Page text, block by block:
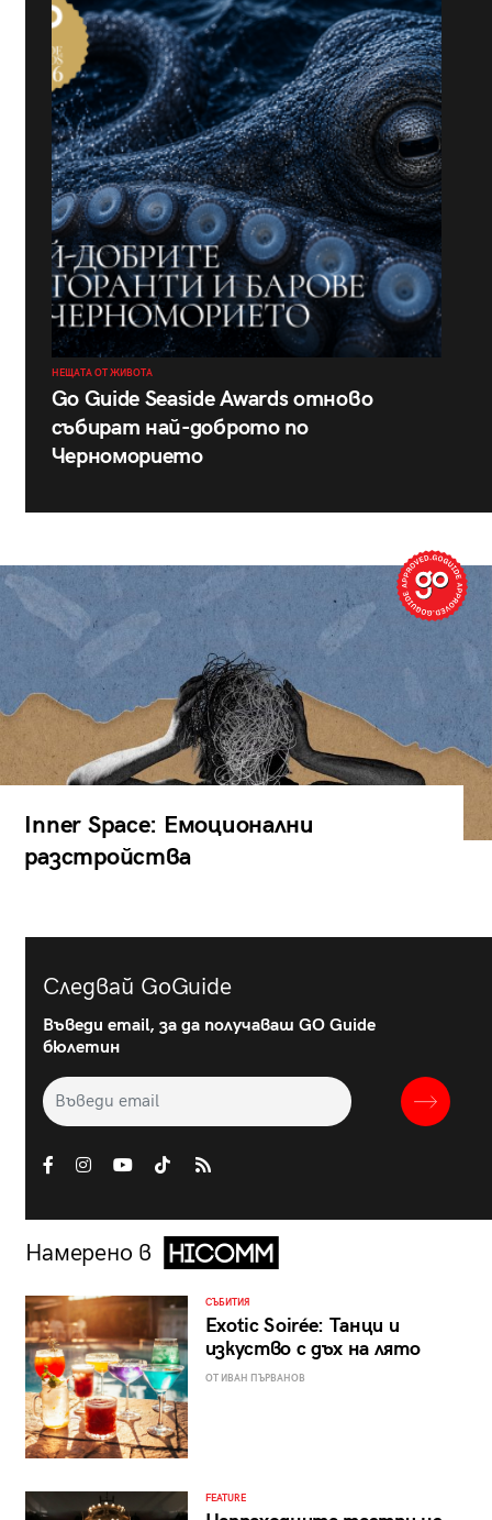
НЕЩАТА ОТ ЖИВОТА
Go Guide Seaside Awards отново
събират най-доброто по
Черноморието
Inner Space: Емоционални
разстройства
Следвай GoGuide
Въведи email, за да получаваш GO Guide
бюлетин
Намерено в
СЪБИТИЯ
Exotic Soirée: Танци и
изкуство с дъх на лято
ОТ ИВАН ПЪРВАНОВ
FEATURE